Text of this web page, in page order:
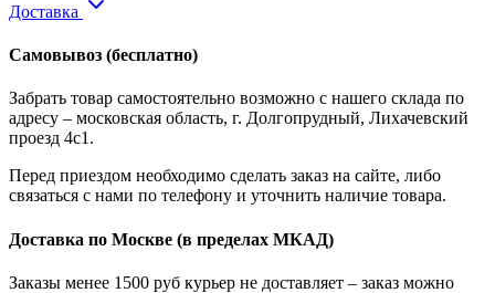
Доставка
Самовывоз (бесплатно)
Забрать товар самостоятельно возможно с нашего склада по
адресу – московская область, г. Долгопрудный, Лихачевский
проезд 4с1.
Перед приездом необходимо сделать заказ на сайте, либо
связаться с нами по телефону и уточнить наличие товара.
Доставка по Москве (в пределах МКАД)
Заказы менее 1500 руб курьер не доставляет – заказ можно